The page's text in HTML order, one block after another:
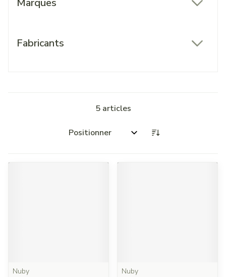
Marques
Fabricants
5articles
Trier par:
Nuby
Nuby